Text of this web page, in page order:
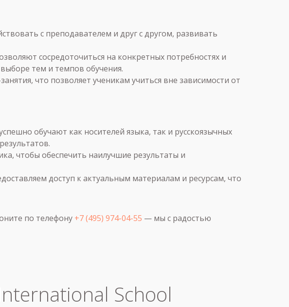
с преподавателем и друг с другом, развивать
сосредоточиться на конкретных потребностях и
тем и темпов обучения.
что позволяет ученикам учиться вне зависимости от
обучают как носителей языка, так и русскоязычных
чтобы обеспечить наилучшие результаты и
доступ к актуальным материалам и ресурсам, что
по телефону +7 (495) 974-04-55 — мы с радостью
School